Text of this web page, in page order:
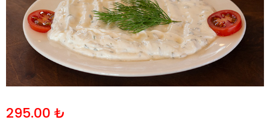
295.00 ₺